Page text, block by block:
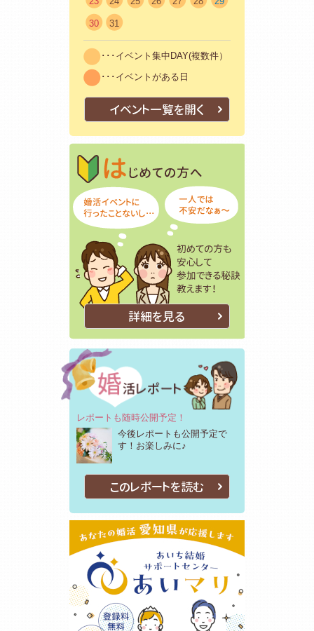
30 31
･･･イベント集中DAY(複数件）
･･･イベントがある日
イベント一覧を開く
はじめての方
詳細を見る
レポートも随時公開予定！
今後レポートも公開予定で
す！お楽しみに♪
このレポートを読む